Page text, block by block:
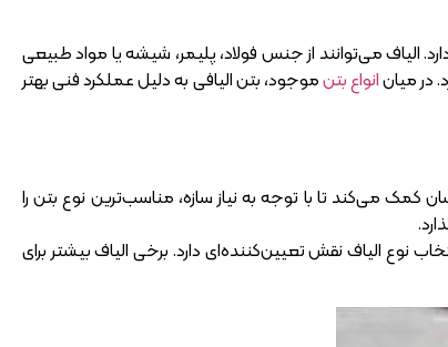
الیاف می‌توانند از جنس فولاد، پلیمر، شیشه یا مواد طبیعی
در میانانواع بتنموجود، بتن الیافی به دلیل عملکرد فنی بهتر
می‌کند تا با توجه به نیاز سازه، مناسب‌ترین نوع بتن را
الیاف نقش تعیین‌کننده‌ای دارد. برخی الیاف بیشتر برای